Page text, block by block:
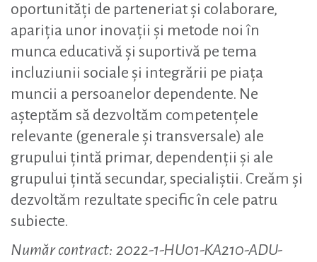
oportunități de parteneriat și colaborare,
apariția unor inovații și metode noi în
munca educativă și suportivă pe tema
incluziunii sociale și integrării pe piața
muncii a persoanelor dependente. Ne
așteptăm să dezvoltăm competențele
relevante (generale și transversale) ale
grupului țintă primar, dependenții și ale
grupului țintă secundar, specialiștii. Creăm și
dezvoltăm rezultate specific în cele patru
subiecte.
Număr contract: 2022-1-HU01-KA210-ADU-